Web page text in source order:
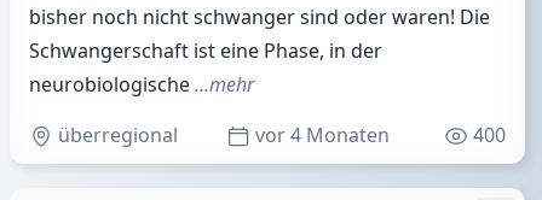
bisher noch nicht schwanger sind oder waren! Die
Schwangerschaft ist eine Phase, in der
neurobiologische…mehr
überregional
vor 4 Monaten 400